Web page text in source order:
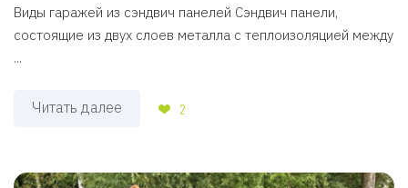
Виды гаражей из сэндвич панелей Сэндвич панели,
состоящие из двух слоев металла с теплоизоляцией между
...
Читать далее 2